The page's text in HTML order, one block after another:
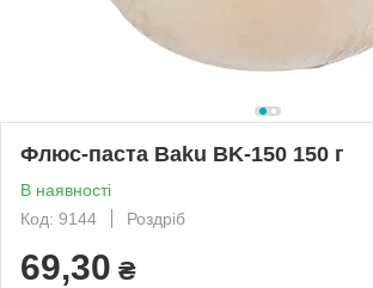
Флюс-паста Baku BK-150 150 г
В наявності
Код: 9144
Роздріб
69,30 ₴